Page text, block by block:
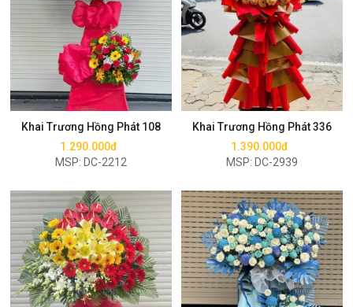
Khai Trương Hồng Phát 108
1.290.000đ
MSP: DC-2212
Mua ngay
Khai Trương Hồng Phát 336
1.390.000đ
MSP: DC-2939
Mua ngay